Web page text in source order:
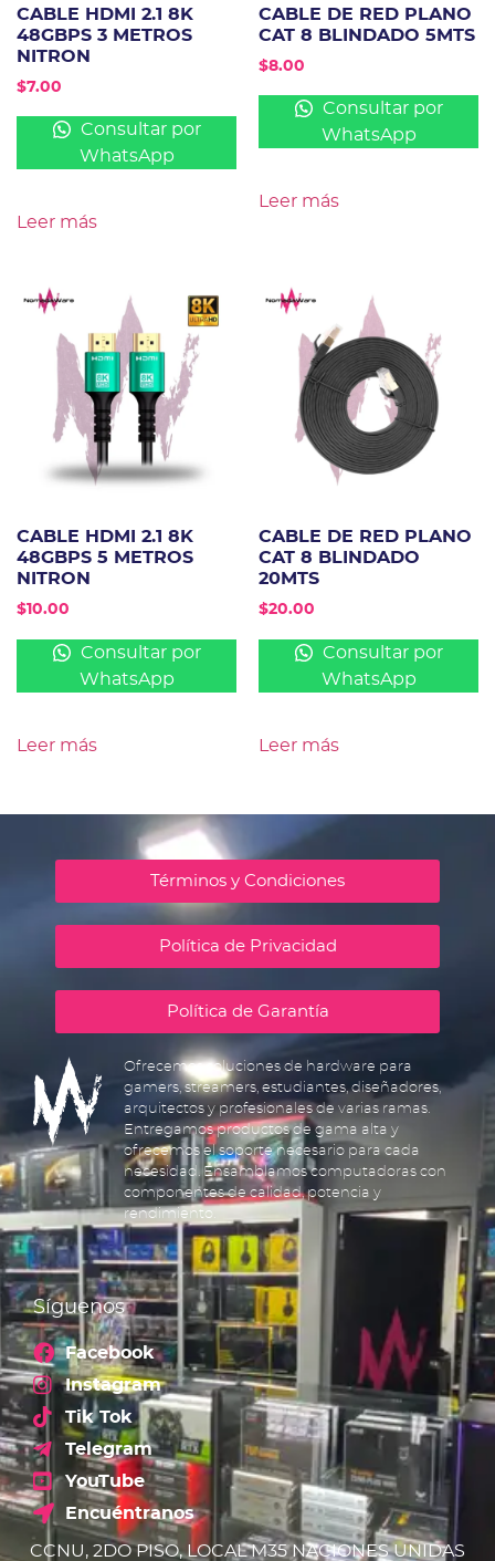
CABLE HDMI 2.1 8K
48GBPS 3 METROS
NITRON
$7.00
Consultar por
WhatsApp
Leer más
CABLE DE RED PLANO
CAT 8 BLINDADO 5MTS
$8.00
Consultar por
WhatsApp
Leer más
CABLE HDMI 2.1 8K
48GBPS 5 METROS
NITRON
$10.00
Consultar por
WhatsApp
Leer más
CABLE DE RED PLANO
CAT 8 BLINDADO
20MTS
$20.00
Consultar por
WhatsApp
Leer más
Términos y Condiciones
Política de Privacidad
Política de Garantía
Ofrecemos soluciones de hardware para
gamers, streamers, estudiantes, diseñadores,
arquitectos y profesionales de varias ramas.
Entregamos productos de gama alta y
ofrecemos el soporte necesario para cada
necesidad. Ensamblamos computadoras con
componentes de calidad, potencia y
rendimiento.
Síguenos
Facebook
Instagram
Tik Tok
Telegram
YouTube
Encuéntranos
CCNU, 2DO PISO, LOCAL M35 NACIONES UNIDAS